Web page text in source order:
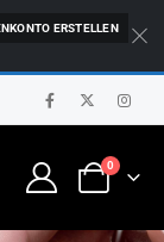
ERSTELLEN
0